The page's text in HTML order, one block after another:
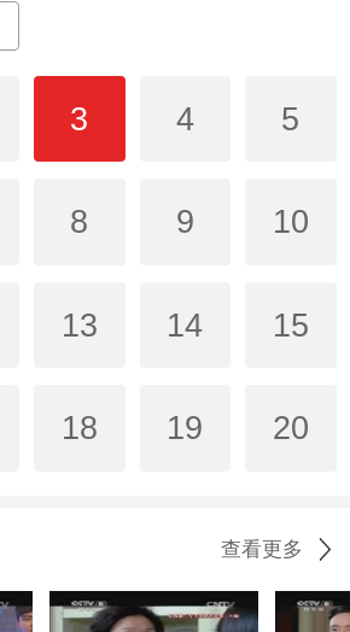
3 4 5
8 9 10
13 14 15
18 19 20
查看更多